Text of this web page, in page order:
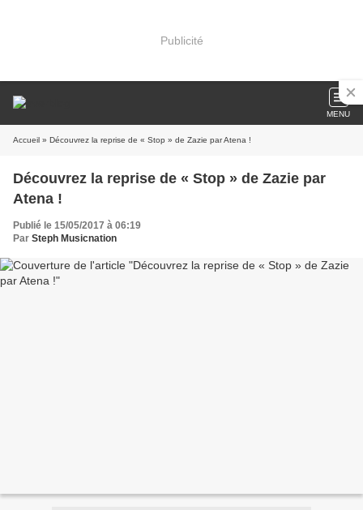
Publicité
MENU
Accueil » Découvrez la reprise de « Stop » de Zazie par Atena !
Découvrez la reprise de « Stop » de Zazie par
Atena !
Publié le 15/05/2017 à 06:19
Par Steph Musicnation